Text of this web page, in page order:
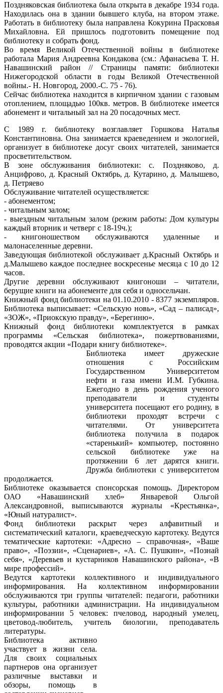
Поздняковская библиотека была открыта в декабре 1934 года.
Находилась она в здании бывшего клуба, на втором этаже.
Работать в библиотеку была направлена Кокурина Прасковья
Михайловна. Ей пришлось подготовить помещение под
библиотеку и собрать фонд.
Во время Великой Отечественной войны в библиотеке
работала Мария Андреевна Кондакова (см.: Афанасьева Т. Н.
Навашинский район // Страницы памяти: библиотеки
Нижегородской области в годы Великой Отечественной
войны.- Н. Новгород, 2000.-С. 75 - 76).
Сейчас библиотека находится в кирпичном здании с газовым
отоплением, площадью 100кв. метров. В библиотеке имеется
абонемент и читальный зал на 20 посадочных мест.
С 1989 г. библиотеку возглавляет Горшкова Наталья
Константиновна. Она занимается краеведением и экологией,
организует в библиотеке досуг своих читателей, занимается
просветительством.
В зоне обслуживания библиотеки: с. Поздняково, д.
Анцифрово, д. Красный Октябрь, д. Кутарино, д. Малышево,
д. Петряево
Обслуживание читателей осуществляется:
- абонементом;
- читальным залом;
- выездным читальным залом (режим работы: Дом культуры
каждый вторник и четверг с 18-19ч.);
- книгоношеством обслуживаются удаленные и
малонаселенные деревни.
Заведующая библиотекой обслуживает д.Красный Октябрь и
д.Малышево каждое последнее воскресенье месяца с 10 до 12
часов.
Другие деревни обслуживают книгоноши – читатели,
берущие книги на абонементе для себя и односельчан.
Книжный фонд библиотеки на 01.10.2010 - 8377 экземпляров.
Библиотека выписывает: «Сельскую новь», «Сад – палисад»,
«ЗОЖ», «Приокскую правду», «Берегиню».
Книжный фонд библиотеки комплектуется в рамках
программы «Сельская библиотека», пожертвованиями,
проводятся акции «Подари книгу библиотеке».
Библиотека имеет дружеские
отношения с Российским
Государственном Университетом
нефти и газа имени И.М. Губкина.
Ежегодно в день рождения ученого
преподаватели и студенты
университета посещают его родину, в
библиотеки проходят встречи с
читателями. От университета
библиотека получила в подарок
«старенький» компьютер, постоянно
сельской библиотеке уже на
протяжении 6 лет дарятся книги.
Дружба библиотеки с университетом
продолжается.
Библиотеке оказывается спонсорская помощь. Директором
ОАО «Навашинский хлеб» Январевой Ольгой
Александровной, выписываются журналы «Крестьянка»,
«Юный натуралист».
Фонд библиотеки раскрыт через алфавитный и
систематический каталоги, краеведческую картотеку. Ведутся
тематические картотеки: «Адресно – справочная», «Ваше
право», «Поэзии», «Сценариев», «А. С. Пушкин», «Познай
себя», «Деревьев и кустарников Навашинского района», «В
мире профессий».
Ведутся картотеки коллективного и индивидуального
информирования. На коллективном информировании
обслуживаются три группы читателей: педагоги, работники
культуры, работники администрации. На индивидуальном
информировании 5 человек: пчеловод, народный умелец,
цветовод-любитель, учитель биологии, преподаватель
литературы.
Библиотека активно
участвует в жизни села.
Для своих социальных
партнеров она организует
различные выставки и
обзоры, помощь в